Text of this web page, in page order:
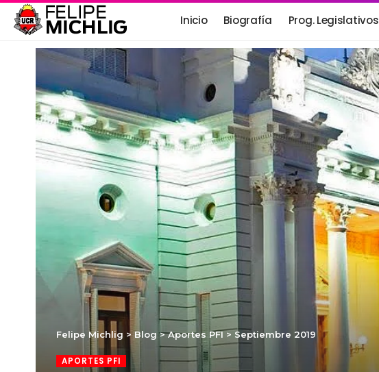
Inicio Biografía Prog. Legislativos
Felipe Michlig >Blog >Aportes PFI> Septiembre 2019
APORTES PFI